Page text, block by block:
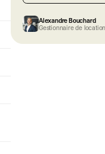
Alexandre Bouchard
Gestionnaire de